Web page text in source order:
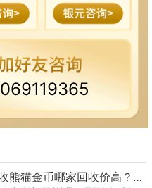
龙港回收熊猫金币哪家回收价高？本地榜单